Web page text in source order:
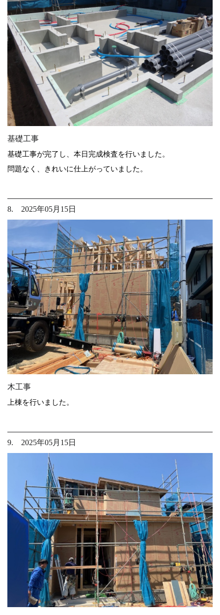
基礎工事
基礎工事が完了し、本日完成検査を行いました。
問題なく、きれいに仕上がっていました。
8. 2025年05月15日
木工事
上棟を行いました。
9. 2025年05月15日